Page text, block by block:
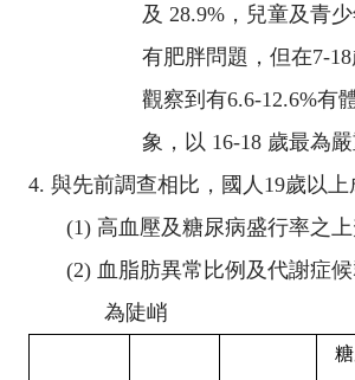
及 28.9% ，兒童及青
有肥胖問題，但在7-18
觀察到有6.6-12.6%有
象，以 16-18 歲最為
4. 與先前調查相比，國人 19歲以上
(1) 高血壓及糖尿病盛行率之
(2) 血脂肪異常比例及代謝症
為陡峭